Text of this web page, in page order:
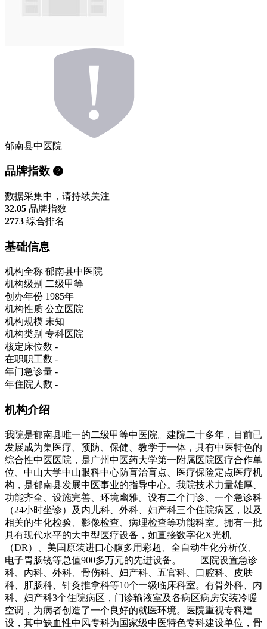
郁南县中医院
品牌指数
数据采集中，请持续关注
32.05 品牌指数
2773 综合排名
基础信息
机构全称 郁南县中医院
机构级别 二级甲等
创办年份 1985年
机构性质 公立医院
机构规模 未知
机构类别 专科医院
核定床位数 -
在职职工数 -
年门急诊量 -
年住院人数 -
机构介绍
我院是郁南县唯一的二级甲等中医院。建院二十多年，目前已
发展成为集医疗、预防、保健、教学于一体，具有中医特色的
综合性中医医院，是广州中医药大学第一附属医院医疗合作单
位、中山大学中山眼科中心防盲治盲点、医疗保险定点医疗机
构，是郁南县发展中医事业的指导中心。我院技术力量雄厚、
功能齐全、设施完善、环境幽雅。设有二个门诊、一个急诊科
（24小时坐诊）及内儿科、外科、妇产科三个住院病区，以及
相关的生化检验、影像检查、病理检查等功能科室。拥有一批
具有现代水平的大中型医疗设备，如直接数字化X光机
（DR）、美国原装进口心腹多用彩超、全自动生化分析仪、
电子胃肠镜等总值900多万元的先进设备。 医院设置急诊
科、内科、外科、骨伤科、妇产科、五官科、口腔科、皮肤
科、肛肠科、针灸推拿科等10个一级临床科室。有骨外科、内
科、妇产科3个住院病区，门诊输液室及各病区病房安装冷暖
空调，为病者创造了一个良好的就医环境。医院重视专科建
设，其中缺血性中风专科为国家级中医特色专科建设单位，骨